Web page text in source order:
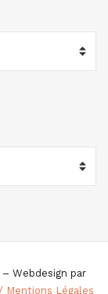
Webdesign par
Mentions Légales